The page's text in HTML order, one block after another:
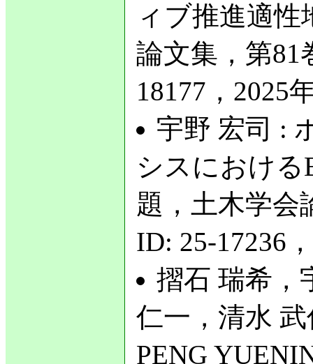
ィブ推進適
論文集，第81
18177，2025
宇野 宏司 :
シスにおける
題，土木学会
ID: 25-17236
摺石 瑞希，
仁一，清水
PENG